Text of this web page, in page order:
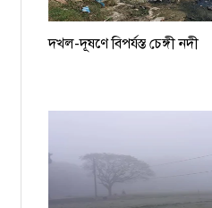
দখল-দূষণে বিপর্যস্ত চেঙ্গী নদী